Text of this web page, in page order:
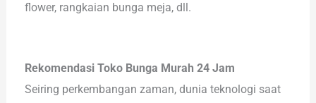
flower, rangkaian bunga meja, dll.
Rekomendasi Toko Bunga Murah 24 Jam
Seiring perkembangan zaman, dunia teknologi saat